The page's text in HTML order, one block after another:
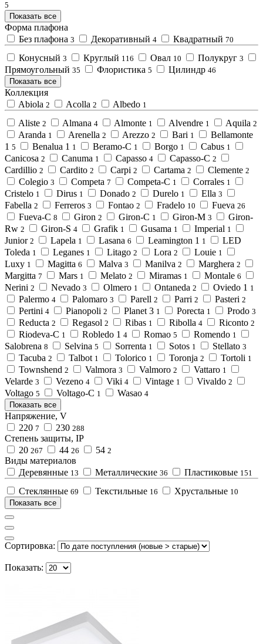
5
Показать все
Форма плафона
Без плафона 3 Декоративный 4 Квадратный 70
Конусный 3 Круглый 116 Овал 10 Полукруг 3
Прямоугольный 35 Флористика 5 Цилиндр 46
Показать все
Коллекция
Abiola 2 Acolla 2 Albedo 1
Aliste 2 Almana 4 Almonte 1 Alvendre 1 Aquila 2
Aranda 1 Arenella 2 Arezzo 2 Bari 1
Bellamonte
1 5 Benalua 1 1 Beramo-C 1 Borgo 1 Cabus 1
Canicosa 2 Canuma 1 Capasso 4 Capasso-C 2
Cardillio 2 Cardito 2 Carpi 2 Cartama 2 Clemente 2
Colegio 3 Competa 7 Competa-C 1 Corrales 1
Cristelo 1 Dirus 1 Donado 2 Durelo 1 Ella 3
Fabella 2 Ferreros 3 Fontao 2 Fradelo 10 Fueva 26
Fueva-C 8 Giron 2 Giron-C 1 Giron-M 3
Giron-
Rw 2 Giron-S 4 Grafik 1 Gusama 1 Imperial 1
Junior 2 Lapela 1 Lasana 6 Leamington 1 1
LED
Toleda 1 Leganes 1 Litago 2 Lora 2 Louie 1
Luxy 1 Magitta 6 Malva 3 Manilva 2 Marghera 2
Margitta 7 Mars 1 Melato 2 Miramas 1 Montale 6
Nerini 2 Nevado 3 Olmero 1 Ontaneda 2 Oviedo 1 1
Palermo 4 Palomaro 3 Parell 2 Parri 2 Pasteri 2
Pertini 4 Pianopoli 2 Planet 3 1 Porecta 1 Prodo 3
Reducta 2 Regasol 2 Ribas 1 Ribolla 4 Riconto 2
Riodeva-C 1 Robledo 1 4 Romao 5 Romendo 1
Salobrena 8 Selvina 5 Sorrenta 1 Sotos 1 Stellato 3
Tacuba 2 Talbot 1 Tolorico 1 Toronja 2 Tortoli 1
Townshend 2 Valmora 3 Valmoro 2 Vattaro 1
Velarde 3 Vezeno 4 Viki 4 Vintage 1 Vivaldo 2
Voltago 5 Voltago-C 1 Wasao 4
Показать все
Напряжение, V
220 7 230 288
Степень защиты, IP
20 267 44 26 54 2
Виды материалов
Деревянные 13 Металлические 36 Пластиковые 151
Стеклянные 69 Текстильные 16 Хрустальные 10
Показать все
Сортировка:
Показать: